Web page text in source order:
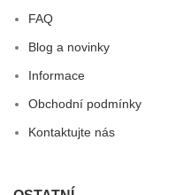
FAQ
Blog a novinky
Informace
Obchodní podmínky
Kontaktujte nás